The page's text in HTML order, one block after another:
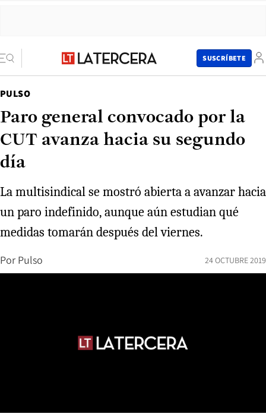
SUSCRÍBETE
PULSO
Paro general convocado por la
CUT avanza hacia su segundo
día
La multisindical se mostró abierta a avanzar hacia
un paro indefinido, aunque aún estudian qué
medidas tomarán después del viernes.
Por Pulso 24 OCTUBRE 2019